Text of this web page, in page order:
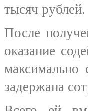
тысяч рублей.
После
оказание
задержана